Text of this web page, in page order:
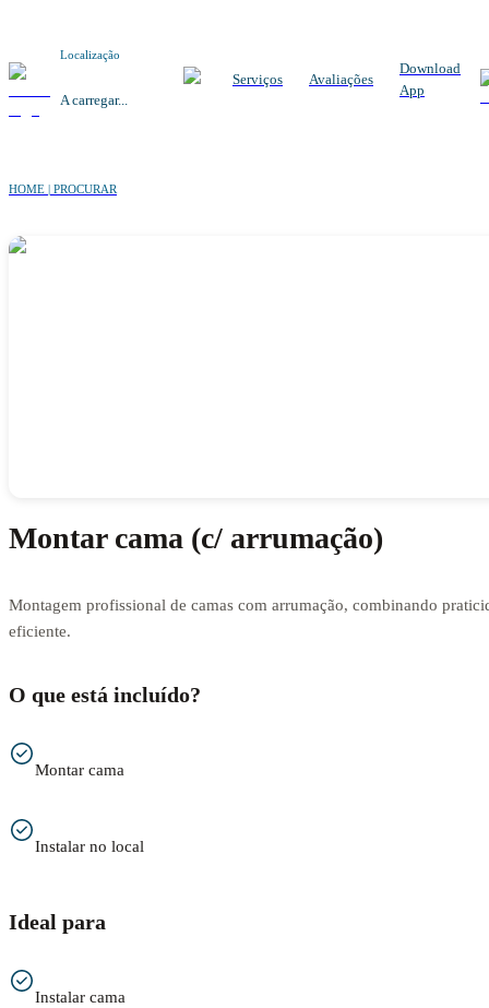
Localização
A carregar...
Serviços Avaliações
Download
App
HOME | PROCURAR
Montar cama (c/ arrumação)
Montagem profissional de camas com arrumação, combinando
eficiente.
O que está incluído?
Montar cama
Instalar no local
Ideal para
Instalar cama